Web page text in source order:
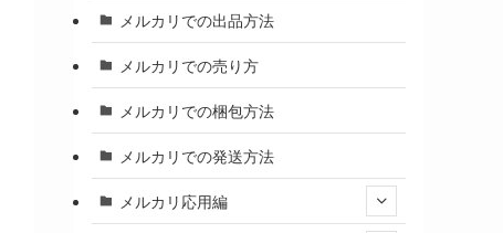
メルカリでの出品方法
メルカリでの売り方
メルカリでの梱包方法
メルカリでの発送方法
メルカリ応用編